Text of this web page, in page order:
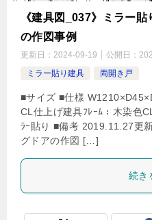
《建具図_037》ミラー
の作図事例
更新日： 2024-09-19 公開日：
ミラー貼り建具
両開き戸
■サイズ ■仕様
CL仕上げ建具ﾌﾚｰﾑ：木染色
ﾗｰ貼り ■備考 2019.11.27更
グドアの作図 […]
続き